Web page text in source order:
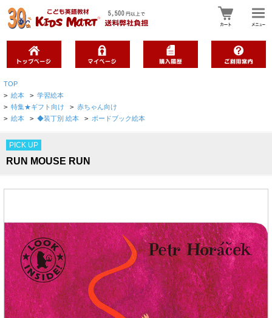
TOP
> 絵本 > 学習絵本
> 特集★ギフト向け > 赤ちゃん向け
> 絵本 > ◆装丁別 絵本 > ボードブック絵本
PICK UP
RUN MOUSE RUN